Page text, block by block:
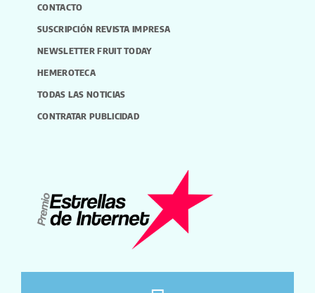
CONTACTO
SUSCRIPCIÓN REVISTA IMPRESA
NEWSLETTER FRUIT TODAY
HEMEROTECA
TODAS LAS NOTICIAS
CONTRATAR PUBLICIDAD